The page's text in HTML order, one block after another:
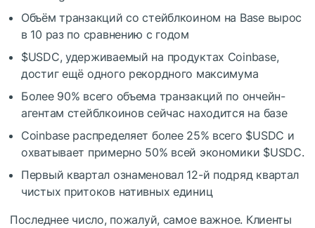
Объём транзакций со стейблкоином на Base вырос
в 10 раз по сравнению с годом
$USDC, удерживаемый на продуктах Coinbase,
достиг ещё одного рекордного максимума
Более 90% всего объема транзакций по ончейн-
агентам стейблкоинов сейчас находится на базе
Coinbase распределяет более 25% всего $USDC и
охватывает примерно 50% всей экономики $USDC.
Первый квартал ознаменовал 12-й подряд квартал
чистых притоков нативных единиц
Последнее число, пожалуй, самое важное. Клиенты